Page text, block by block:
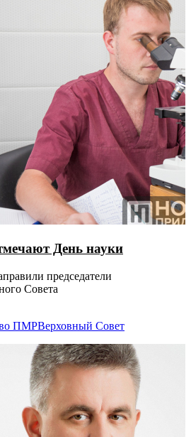
День науки
председатели
Совета
ПМРВерховный Совет